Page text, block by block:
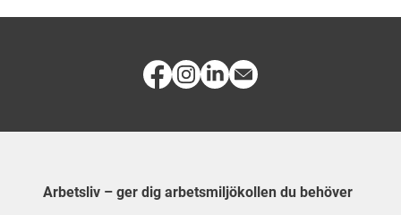
Arbetsliv – ger dig arbetsmiljökollen du behöver